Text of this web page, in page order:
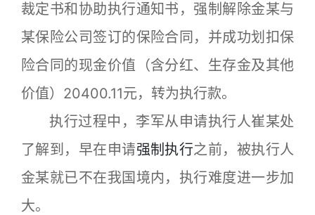
裁定书和协助执行通知书，强制解除金某与
某保险公司签订的保险合同，并成功划扣保
险合同的现金价值（含分红、生存金及其他
价值）20400.11元，转为执行款。
执行过程中，李军从申请执行人崔某处
了解到，早在申请强制执行之前，被执行人
金某就已不在我国境内，执行难度进一步加
大。